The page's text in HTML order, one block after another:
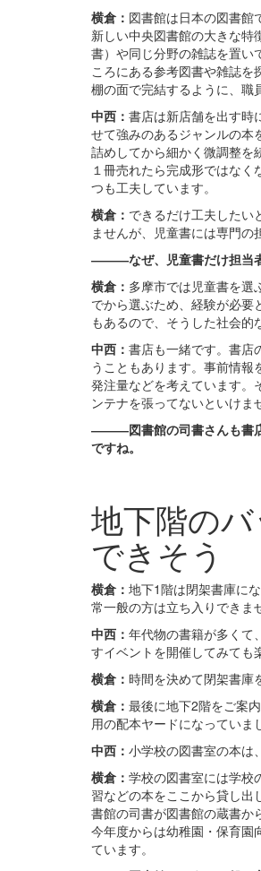
横倉： 図書館は日本の図書館
新しい中央図書館の大きな特
書）や同じ分野の雑誌を置い
ころにある参考図書や雑誌を
棚の面で完結するように、職
中西： 書店は新店舗を出す時
せて強みのあるジャンルの本
詰めしてから細かく微調整を
１冊売れたら完成形ではな
つも工夫しています。
横倉： できるだけ工夫したい
ませんが、児童書には専門の
―――なぜ、児童書だけ担当
横倉： 多摩市では児童書を選
でから選ぶため、経験が必要
もあるので、そうした社会的
中西： 書店も一緒です。書店
うこともあります。事前情
発注量などを考えています。
ンテナを張ってないといけま
―――図書館の司書さんも書
ですね。
地下階の
できそう
横倉： 地下1階は閉架書庫に
常一般の方は立ち入りできま
中西： 年代物の書籍が多くて
すイベントを開催してみても
横倉： 時間を決めて閉架書庫
横倉： 最後に地下2階をご案
用の配本ヤードになっていま
中西： 小学校の図書室の本は
横倉： 学校の図書室には学校
習などの本をここから貸し出
書館の司書が図書館の蔵書か
今年度からは幼稚園・保育園
ています。